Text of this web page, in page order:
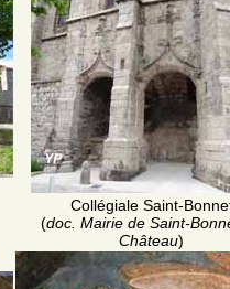
Collégiale Saint-
(doc. Mairie de Saint-
Château)